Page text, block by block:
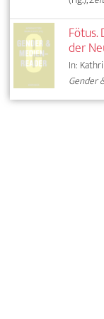
der
In:
Gender